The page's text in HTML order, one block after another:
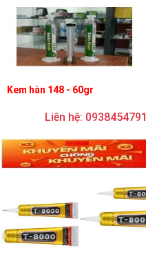
Kem hàn 148 - 60gr
Liên hệ: 0938454791